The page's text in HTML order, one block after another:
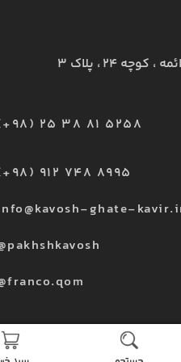
۲۴ ، پلاک ۳
25 38 81 5258
912 748 8995
ghate-